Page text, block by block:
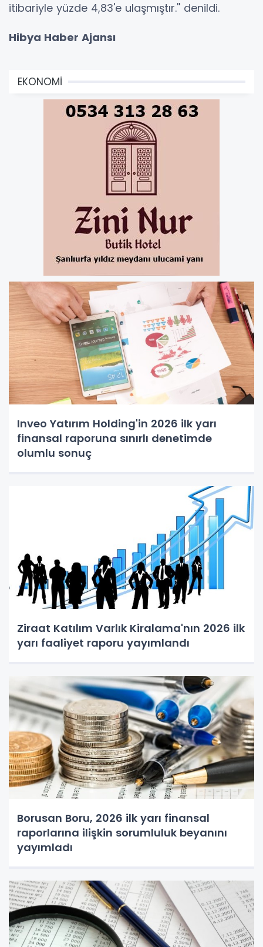
itibariyle yüzde 4,83'e ulaşmıştır.'' denildi.
Hibya Haber Ajansı
EKONOMİ
Inveo Yatırım Holding'in 2026 ilk yarı
finansal raporuna sınırlı denetimde
olumlu sonuç
Ziraat Katılım Varlık Kiralama'nın 2026 ilk
yarı faaliyet raporu yayımlandı
Borusan Boru, 2026 ilk yarı finansal
raporlarına ilişkin sorumluluk beyanını
yayımladı